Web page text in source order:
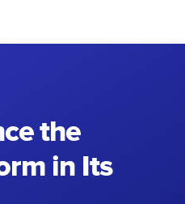
the
in Its